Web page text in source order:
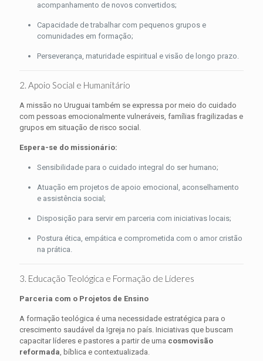
acompanhamento de novos convertidos;
Capacidade de trabalhar com pequenos grupos e
comunidades em formação;
Perseverança, maturidade espiritual e visão de longo prazo.
2. Apoio Social e Humanitário
A missão no Uruguai também se expressa por meio do cuidado
com pessoas emocionalmente vulneráveis, famílias fragilizadas e
grupos em situação de risco social.
Espera-se do missionário:
Sensibilidade para o cuidado integral do ser humano;
Atuação em projetos de apoio emocional, aconselhamento
e assistência social;
Disposição para servir em parceria com iniciativas locais;
Postura ética, empática e comprometida com o amor cristão
na prática.
3. Educação Teológica e Formação de Líderes
Parceria com o Projetos de Ensino
A formação teológica é uma necessidade estratégica para o
crescimento saudável da Igreja no país. Iniciativas que buscam
capacitar líderes e pastores a partir de uma cosmovisão
reformada, bíblica e contextualizada.